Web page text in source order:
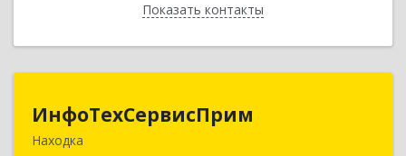
Показать контакты
Назад
ИнфоТехСервисПрим
Находка